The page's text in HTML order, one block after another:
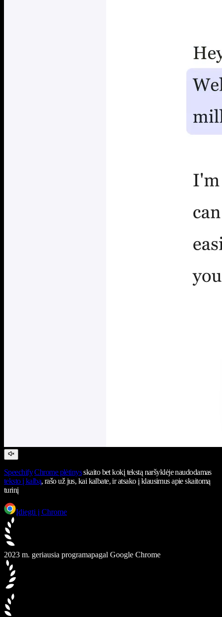
Speechify Chrome plėtinysskaito bet kokį tekstą naršyklėje naudodamas
teksto į kalbą, rašo už jus, kai kalbate, ir atsako į klausimus apie skaitomą
turinį
Įdiegti į Chrome
2023 m. geriausia programapagal Google Chrome